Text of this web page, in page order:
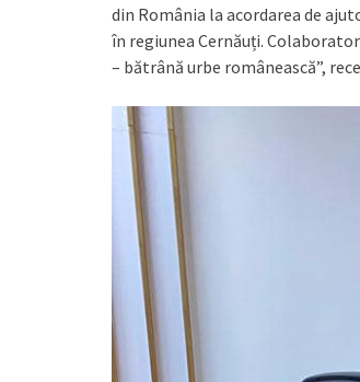
din România la acordarea de
în regiunea Cernăuți.
– bătrână urbe românească”,